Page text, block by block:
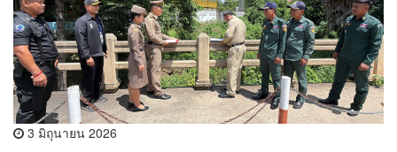
3 มิถุนายน 2026